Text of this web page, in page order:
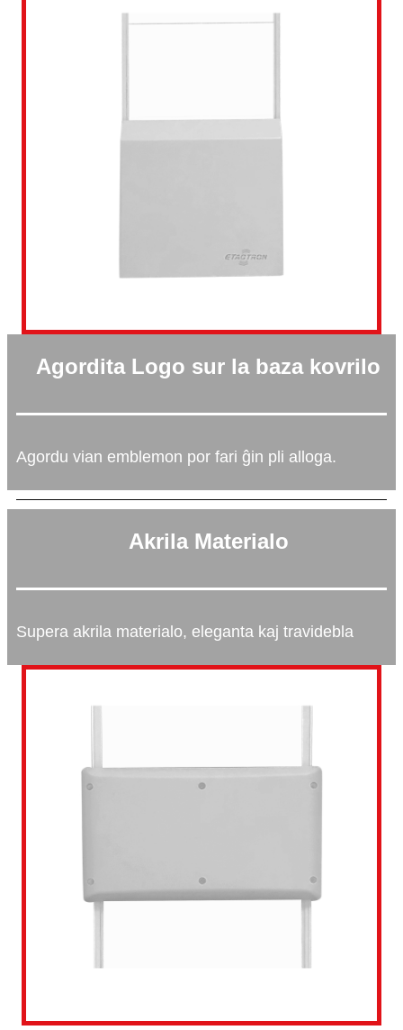
Agordita Logo sur la baza kovrilo
Agordu vian emblemon por fari ĝin pli alloga.
Akrila Materialo
Supera akrila materialo, eleganta kaj travidebla